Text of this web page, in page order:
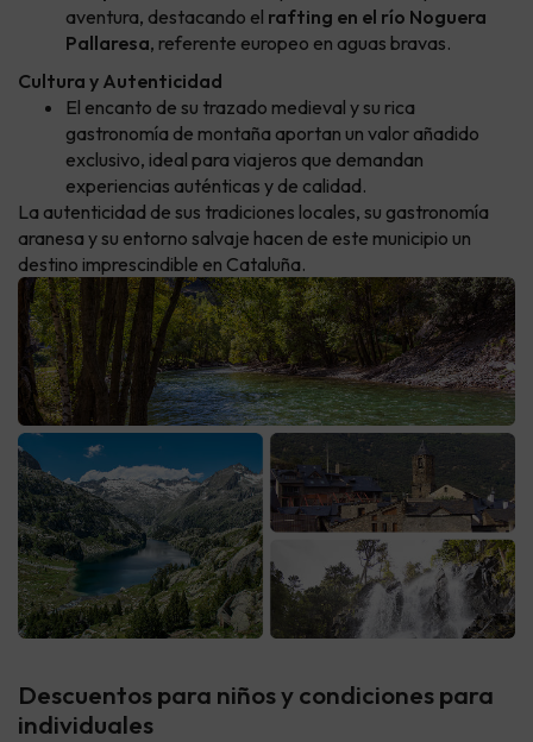
aventura, destacando el rafting en el río Noguera
Pallaresa, referente europeo en aguas bravas.
Cultura y Autenticidad
El encanto de su trazado medieval y su rica
gastronomía de montaña aportan un valor añadido
exclusivo, ideal para viajeros que demandan
experiencias auténticas y de calidad.
La autenticidad de sus tradiciones locales, su gastronomía
aranesa y su entorno salvaje hacen de este municipio un
destino imprescindible en Cataluña.
Descuentos para niños y condiciones para
individuales